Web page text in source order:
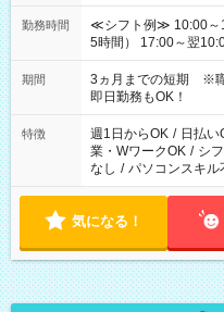
勤務時間
≪シフト例≫ 10:00～
5時間） 17:00～翌10:00（実
働く時間は調整でき
期間
3ヵ月までの短期 ※
即日勤務もOK！
特徴 週1日からOK / 日払い
業・WワークOK / シ
なし / パソコンスキル
気になる！